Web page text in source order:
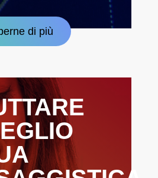
di più